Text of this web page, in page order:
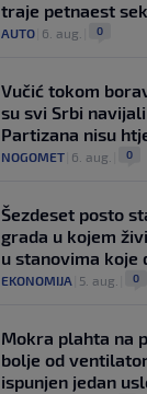
traje petnaest
AUTO 6. aug. 0
Vučić tokom
su svi Srbi
Partizana nisu
NOGOMET 6. aug. 0
Šezdeset posto
grada u kojem
u stanovima koje
EKONOMIJA 5. aug. 0
Mokra plahta na
bolje od
ispunjen jedan